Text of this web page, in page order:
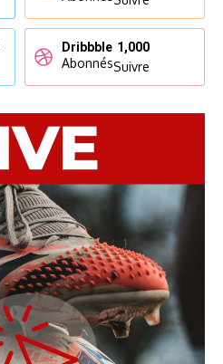
Dribbble 1,000
AbonnésSuivre